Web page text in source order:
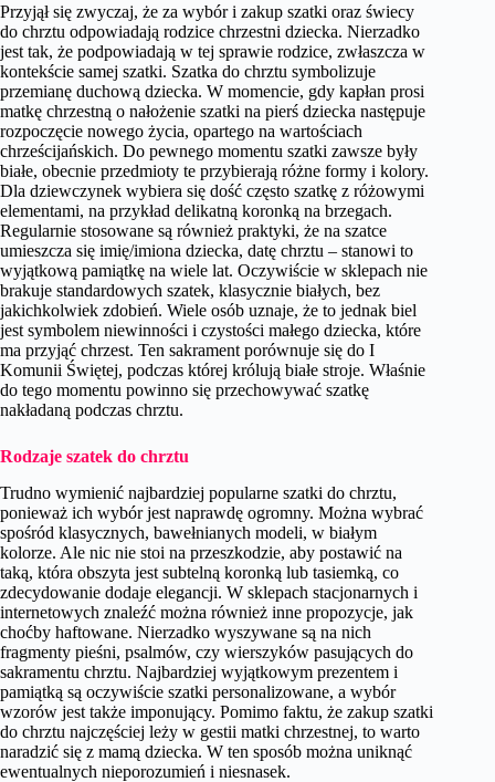
Przyjął się zwyczaj, że za wybór i zakup szatki oraz świecy
do chrztu odpowiadają rodzice chrzestni dziecka. Nierzadko
jest tak, że podpowiadają w tej sprawie rodzice, zwłaszcza w
kontekście samej szatki. Szatka do chrztu symbolizuje
przemianę duchową dziecka. W momencie, gdy kapłan prosi
matkę chrzestną o nałożenie szatki na pierś dziecka następuje
rozpoczęcie nowego życia, opartego na wartościach
chrześcijańskich. Do pewnego momentu szatki zawsze były
białe, obecnie przedmioty te przybierają różne formy i kolory.
Dla dziewczynek wybiera się dość często szatkę z różowymi
elementami, na przykład delikatną koronką na brzegach.
Regularnie stosowane są również praktyki, że na szatce
umieszcza się imię/imiona dziecka, datę chrztu – stanowi to
wyjątkową pamiątkę na wiele lat. Oczywiście w sklepach nie
brakuje standardowych szatek, klasycznie białych, bez
jakichkolwiek zdobień. Wiele osób uznaje, że to jednak biel
jest symbolem niewinności i czystości małego dziecka, które
ma przyjąć chrzest. Ten sakrament porównuje się do I
Komunii Świętej, podczas której królują białe stroje. Właśnie
do tego momentu powinno się przechowywać szatkę
nakładaną podczas chrztu.
Rodzaje szatek do chrztu
Trudno wymienić najbardziej popularne szatki do chrztu,
ponieważ ich wybór jest naprawdę ogromny. Można wybrać
spośród klasycznych, bawełnianych modeli, w białym
kolorze. Ale nic nie stoi na przeszkodzie, aby postawić na
taką, która obszyta jest subtelną koronką lub tasiemką, co
zdecydowanie dodaje elegancji. W sklepach stacjonarnych i
internetowych znaleźć można również inne propozycje, jak
choćby haftowane. Nierzadko wyszywane są na nich
fragmenty pieśni, psalmów, czy wierszyków pasujących do
sakramentu chrztu. Najbardziej wyjątkowym prezentem i
pamiątką są oczywiście szatki personalizowane, a wybór
wzorów jest także imponujący. Pomimo faktu, że zakup szatki
do chrztu najczęściej leży w gestii matki chrzestnej, to warto
naradzić się z mamą dziecka. W ten sposób można uniknąć
ewentualnych nieporozumień i niesnasek.